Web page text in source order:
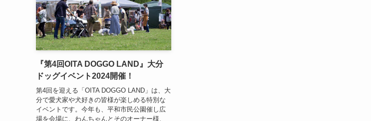
『第4回OITA DOGGO LAND』大分
ドッグイベント2024開催！
第4回を迎える「OITA DOGGO LAND」は、大
分で愛犬家や犬好きの皆様が楽しめる特別な
イベントです。今年も、平和市民公園催し広
場を会場に、わんちゃんとそのオーナー様、